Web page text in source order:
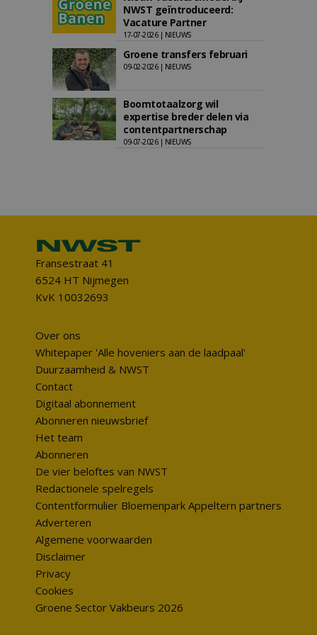
NWST geïntroduceerd:
Vacature Partner
17-07-2026 | NIEUWS
Groene transfers februari
09-02-2026 | NIEUWS
Boomtotaalzorg wil
expertise breder delen via
contentpartnerschap
09-07-2026 | NIEUWS
Fransestraat 41
6524 HT Nijmegen
KvK 10032693
Over ons
Whitepaper 'Alle hoveniers aan de laadpaal'
Duurzaamheid & NWST
Contact
Digitaal abonnement
Abonneren nieuwsbrief
Het team
Abonneren
De vier beloftes van NWST
Redactionele spelregels
Contentformulier Bloemenpark Appeltern partners
Adverteren
Algemene voorwaarden
Disclaimer
Privacy
Cookies
Groene Sector Vakbeurs 2026